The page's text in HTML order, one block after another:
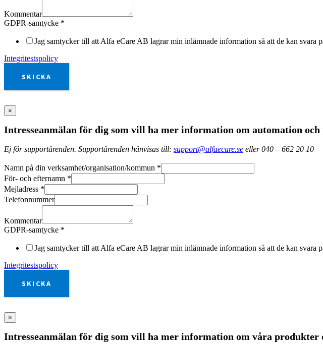
Kommentar
GDPR-samtycke *
Jag samtycker till att Alfa eCare AB lagrar min inlämnade information så att de kan svara
Integritestspolicy
SKICKA
×
Intresseanmälan för dig som vill ha mer information om automation och
Ej för supportärenden. Supportärenden hänvisas till: support@alfaecare.se eller 040 – 662 20 10
Namn på din verksamhet/organisation/kommun *
För- och efternamn *
Mejladress *
Telefonnummer
Kommentar
GDPR-samtycke *
Jag samtycker till att Alfa eCare AB lagrar min inlämnade information så att de kan svara
Integritestspolicy
SKICKA
×
Intresseanmälan för dig som vill ha mer information om våra produkter